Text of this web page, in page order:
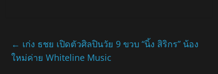
← เก่ง ธชย เปิดตัวศิลปินวัย 9 ขวบ “นิ้ง สิริกร” น้อง
ใหม่ค่าย Whiteline Music